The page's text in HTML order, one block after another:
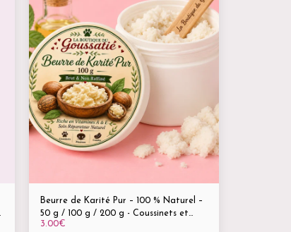
Beurre de Karité Pur – 100 % Naturel –
50 g / 100 g / 200 g - Coussinets et
museaux - Réparateur - Hydratation -
3.00€